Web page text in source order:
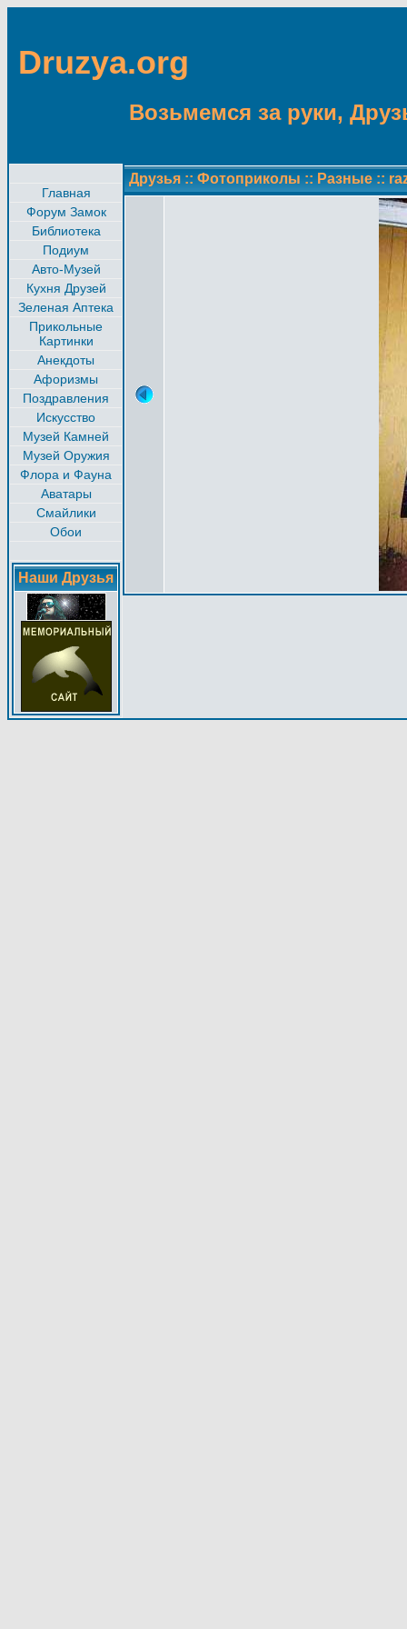
Druzya.org
Возьмемся за руки,
Главная
Форум Замок
Библиотека
Подиум
Авто-Музей
Кухня Друзей
Зеленая Аптека
Прикольные
Картинки
Анекдоты
Афоризмы
Поздравления
Искусство
Музей Камней
Музей Оружия
Флора и Фауна
Аватары
Смайлики
Обои
Наши Друзья
Друзья :: Фотоприколы :: Разные ::